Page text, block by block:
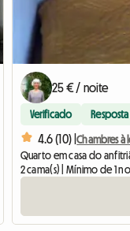
25 € / noite
Verificado
4.6 (10) |Chambres à
Quarto em casa do
2 cama(s) | Mínimo de 1